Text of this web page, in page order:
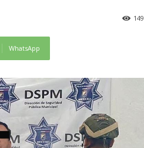
149
WhatsApp